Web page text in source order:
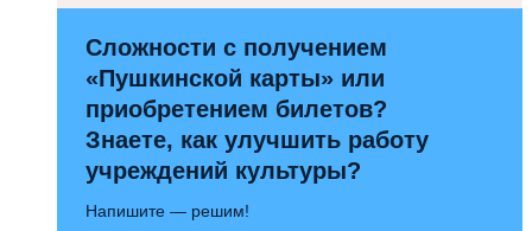
Сложности с получением
«Пушкинской карты» или
приобретением билетов?
Знаете, как улучшить работу
учреждений культуры?
Напишите — решим!